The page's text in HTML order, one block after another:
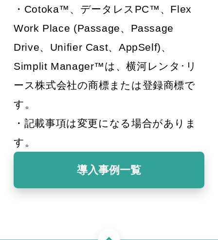
・Cotoka™、データレスPC™、Flex
Work Place (Passage、Passage
Drive、Unifier Cast、AppSelf)、
Simplit Manager™は、横河レンタ･リ
ース株式会社の商標または登録商標で
す。
・記載事項は変更になる場合がありま
す。
導入事例一覧